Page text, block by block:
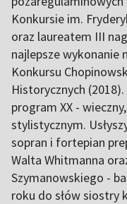
Konkursie im.
oraz laureatem III
najlepsze wykonanie
Konkursu
Historycznych
program XX -
stylistycznym.
sopran i fortepian
Walta Whitmanna
Szymanowskiego -
roku do słów siostry